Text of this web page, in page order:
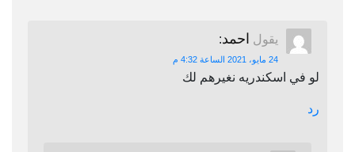
يقول احمد:
24 مايو، 2021 الساعة 4:32 م
لو في اسكندريه نغيرهم لك
رد